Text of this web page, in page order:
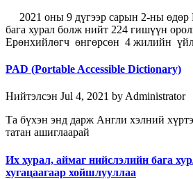
2021 оны 9 дүгээр сарын 2-ны
бага хурал болж нийт 224 гишүүн
Ерөнхийлөгч өнгөрсөн 4 жилийн
PAD (Portable Accessible Dictionary)
Нийтэлсэн Jul 4, 2021 by Administrator
Та бүхэн энд дарж Англи хэлний
татан ашиглаарай
Их хурал, аймаг нийслэлийн бага
хугацаагаар хойшлууллаа